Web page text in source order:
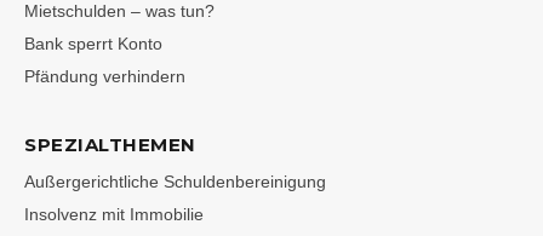
Mietschulden – was tun?
Bank sperrt Konto
Pfändung verhindern
SPEZIALTHEMEN
Außergerichtliche Schuldenbereinigung
Insolvenz mit Immobilie